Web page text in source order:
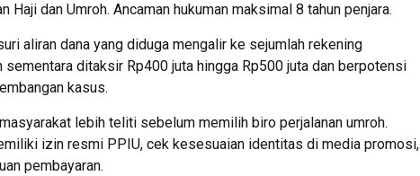
Haji dan Umroh. Ancaman hukuman maksimal 8 tahun penjara.
aliran dana yang diduga mengalir ke sejumlah rekening
ditaksir Rp400 juta hingga Rp500 juta dan berpotensi
kasus.
lebih teliti sebelum memilih biro perjalanan umroh.
izin resmi PPIU, cek kesesuaian identitas di media promosi,
pembayaran.